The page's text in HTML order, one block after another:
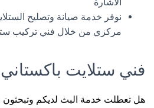
نوفر خدمة صيانة وتصليح
مركزي من خلال فني تركيب
فني ستلايت
هل تعطلت خدمة البث لديكم